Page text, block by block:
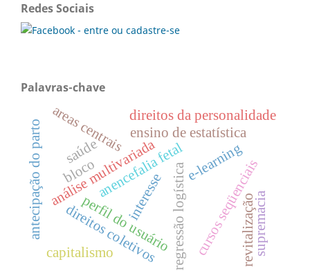
Redes Sociais
Palavras-chave
análise multivariada regressão logística
ensino de estatística
e-learning
perfil do usuário
direitos coletivos
anencefalia fetal
direitos da personalidade
antecipação do parto cursos seqüenciais
areas centrais
revitalização
capitalismo supremacia
interesse
bloco
saúde